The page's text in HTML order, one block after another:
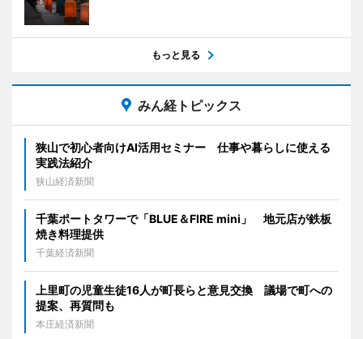
もっと見る
みん経トピックス
狭山で初心者向けAI活用セミナー 仕事や暮らしに使える
実践法紹介
狭山経済新聞
千葉ポートタワーで「BLUE＆FIRE mini」 地元店が鉄板
焼き料理提供
千葉経済新聞
上里町の児童生徒16人が町長らと意見交換 議場で町への
提案、再質問も
本庄経済新聞